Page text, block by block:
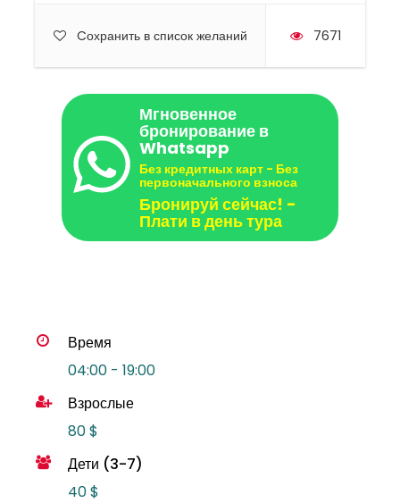
Cохранить в список желаний 7671
Мгновенное
бронирование в
Whatsapp
Без кредитных карт - Без
первоначального взноса
Бронируй сейчас! -
Плати в день тура
Время
04:00 - 19:00
Взрослые
80 $
Дети (3-7)
40 $